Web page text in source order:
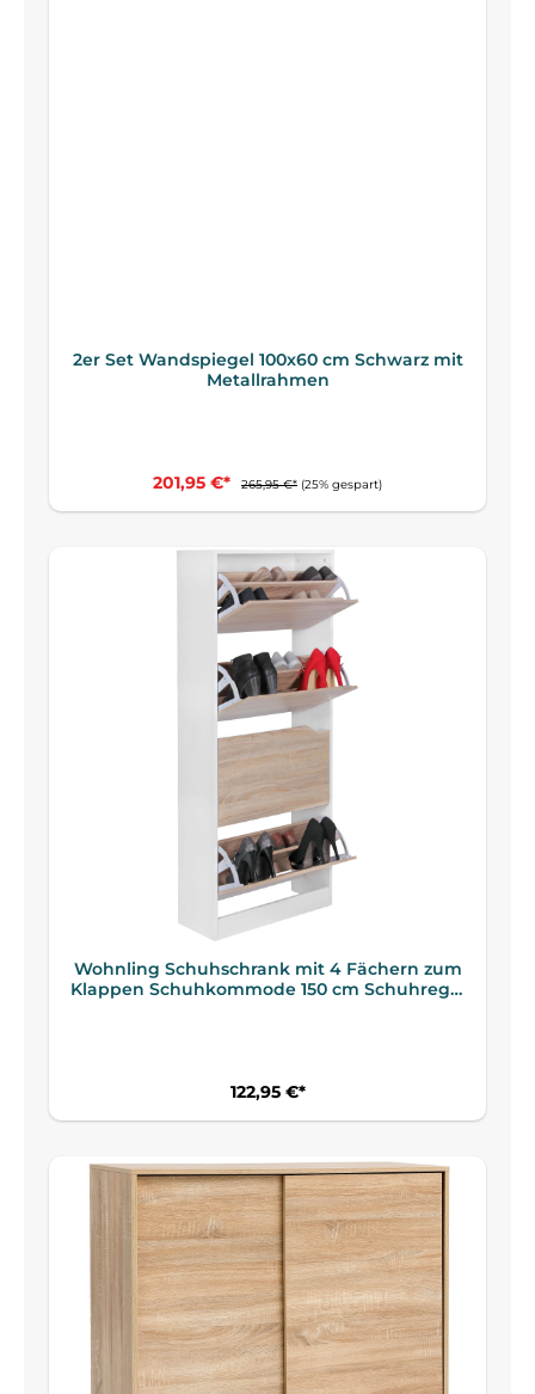
2er Set Wandspiegel 100x60 cm Schwarz mit
Metallrahmen
201,95 €* 265,95 €* (25% gespart)
Wohnling Schuhschrank mit 4 Fächern zum
Klappen Schuhkommode 150 cm Schuhregal
122,95 €*